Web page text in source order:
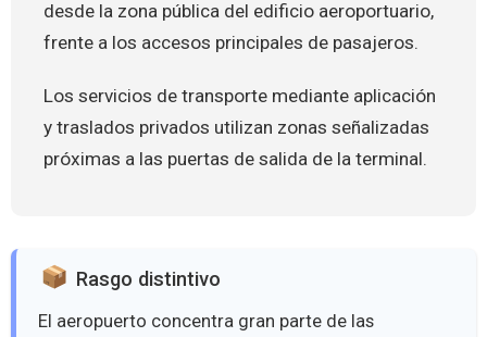
desde la zona pública del edificio aeroportuario,
frente a los accesos principales de pasajeros.
Los servicios de transporte mediante aplicación
y traslados privados utilizan zonas señalizadas
próximas a las puertas de salida de la terminal.
Rasgo distintivo
El aeropuerto concentra gran parte de las